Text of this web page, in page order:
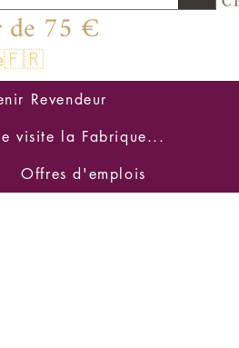
de 75 €
Revendeur
visite la Fabrique...
Offres d'emplois